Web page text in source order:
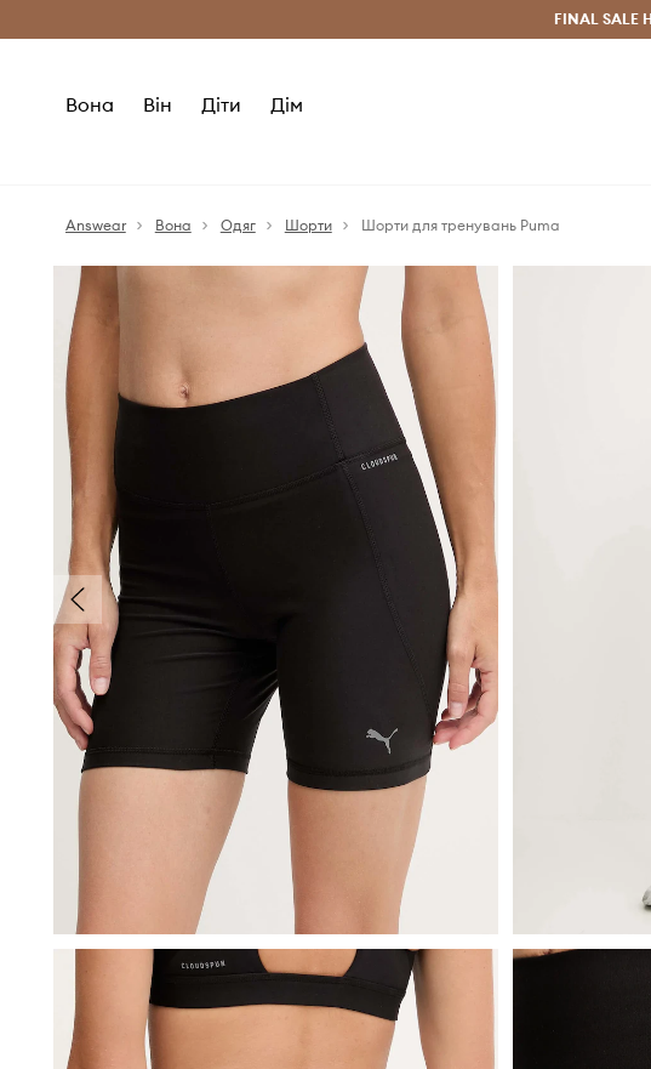
Безкоштовна доставка з ЄС (від 2800 грн)FINAL SALE
Вона Він Діти Дім
Answear Вона Одяг Шорти Шорти для тренувань Puma